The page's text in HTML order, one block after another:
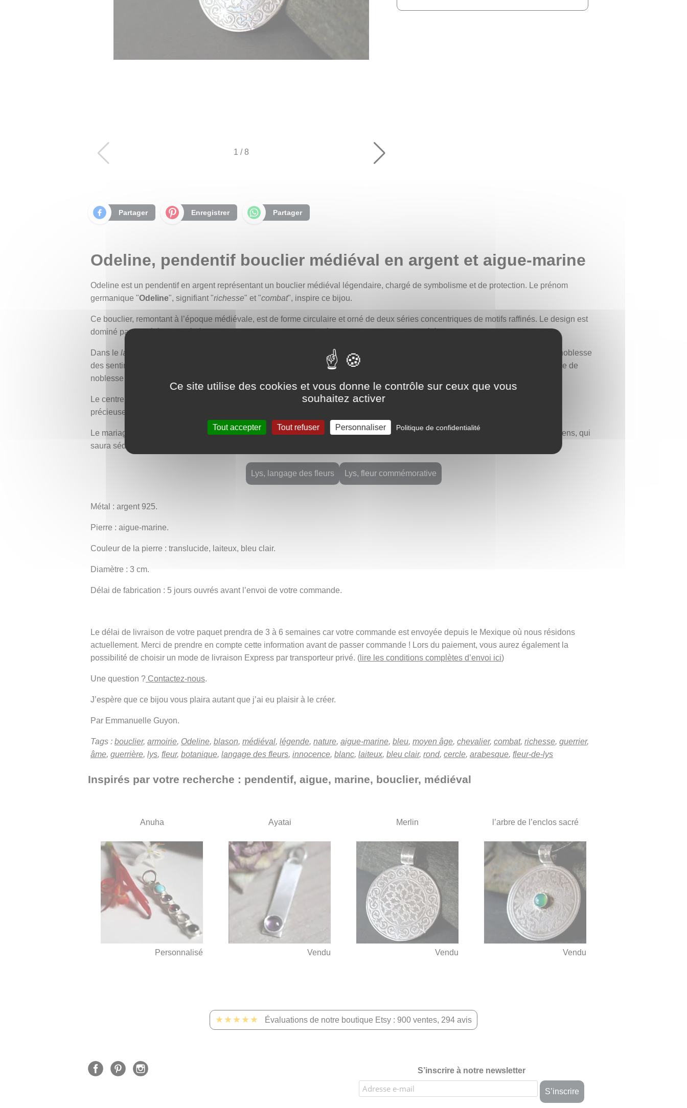
1 /8
Partager Enregistrer Partager
Odeline, pendentif bouclier médiéval en argent et aigue-marine
Odeline est un pendentif en argent représentant un bouclier médiéval légendaire, chargé de symbolisme et de protection. Le prénom
germanique "Odeline", signifiant "richesse" et "combat", inspire ce bijou.
Ce bouclier, remontant à l’époque médiévale, est de forme circulaire et orné de deux séries concentriques de motifs raffinés. Le design est
dominé par des éléments végétaux, avec des fleurs de lys entourées de volutes et de formes élégantes.
Dans le langage des fleurs
, le lys symbolise la pureté, l’innocence et la virginité. Cette fleur majestueuse incarne l’amour pur et la noblesse
des sentiments, reflétant la beauté et la grâce de l’âme. Historiquement, le lys est également l’emblème des rois de France, symbole de
noblesse et de grandeur.
Le centre du pendentif est orné d’un cabochon d’aigue-marine, d’un bleu pâle légèrement translucide aux tons laiteux. Cette pierre
précieuse évoque la pureté du lys, ajoutant une touche de sérénité et de calme à l’ensemble.
Le mariage de l’argent brillant, des motifs médiévaux et de l’aigue-marine crée une pièce unique, à la fois élégante et chargée de sens, qui
saura séduire les amateurs de symboles et de beauté intemporelle.
Lys, langage des fleurs Lys, fleur commémorative
Métal : argent 925.
Pierre : aigue-marine.
Couleur de la pierre : translucide, laiteux, bleu clair.
Diamètre : 3 cm.
Délai de fabrication : 5 jours ouvrés avant l’envoi de votre commande.
Le délai de livraison de votre paquet prendra de 3 à 6 semaines car votre commande est envoyée depuis le Mexique où nous résidons
actuellement. Merci de prendre en compte cette information avant de passer commande ! Lors du paiement, vous aurez également la
possibilité de choisir un mode de livraison Express par transporteur privé. ( lire les conditions complètes d’envoi ici)
Une question ? Contactez-nous.
J’espère que ce bijou vous plaira autant que j’ai eu plaisir à le créer.
Par Emmanuelle Guyon.
Tags : bouclier, armoirie, Odeline, blason, médiéval, légende, nature, aigue-marine, bleu, moyen âge, chevalier, combat, richesse, guerrier,
âme, guerrière, lys, fleur, botanique, langage des fleurs, innocence, blanc, laiteux, bleu clair, rond, cercle, arabesque, fleur-de-lys
Inspirés par votre recherche : pendentif, aigue, marine, bouclier, médiéval
Anuha
Personnalisé
Ayatai
Vendu
Merlin
Vendu
l’arbre de l’enclos sacré
Vendu
★★★★★ Évaluations de notre boutique Etsy : 900 ventes, 294 avis
S’inscrire à notre newsletter
Ce site utilise des cookies et vous donne le contrôle sur ceux que vous
souhaitez activer
Tout accepter Tout refuser Personnaliser Politique de confidentialité